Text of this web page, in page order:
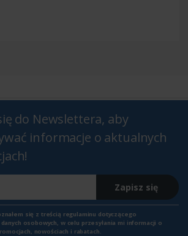
do Newslettera, aby
informacje o aktualnych
Zapisz się
się z treścią regulaminu dotyczącego
osobowych, w celu przesyłania mi informacji o
nowościach i rabatach.